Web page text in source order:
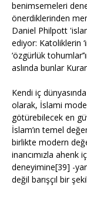
benimsemeleri
önerdiklerinden
Daniel Philpott
ediyor: Katoliklerin
‘özgürlük
aslında bunlar
Kendi iç
olarak, İslami
götürebilecek en
İslam’ın temel
birlikte modern
inancımızla ahenk
deneyimine[39] -
değil barışçıl bir